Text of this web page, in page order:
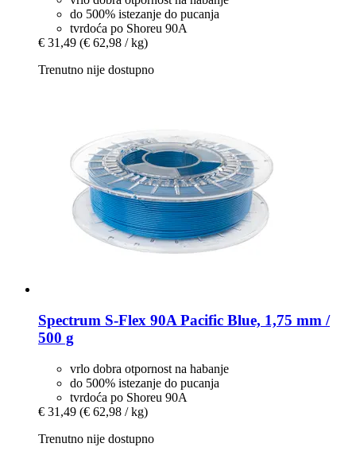
do 500% istezanje do pucanja
tvrdoća po Shoreu 90A
€ 31,49 (€ 62,98 / kg)
Trenutno nije dostupno
Spectrum S-​Flex 90A Pacific Blue, 1,75 mm /
500 g
vrlo dobra otpornost na habanje
do 500% istezanje do pucanja
tvrdoća po Shoreu 90A
€ 31,49 (€ 62,98 / kg)
Trenutno nije dostupno